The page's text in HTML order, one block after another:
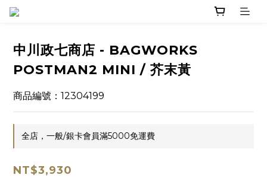
中川政七商店 - BAGWORKS
POSTMAN2 MINI / 芥末黃
商品編號：12304199
全店，一般/銀卡會員滿5000免運費
NT$3,930